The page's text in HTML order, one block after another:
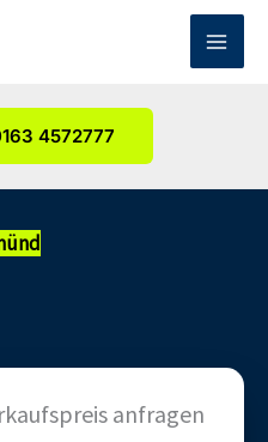
4572777
anfragen